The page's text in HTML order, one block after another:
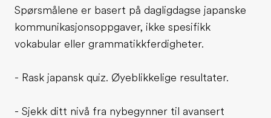
Spørsmålene er basert på dagligdagse japanske
kommunikasjonsoppgaver, ikke spesifikk
vokabular eller grammatikkferdigheter.
- Rask japansk quiz. Øyeblikkelige resultater.
- Sjekk ditt nivå fra nybegynner til avansert